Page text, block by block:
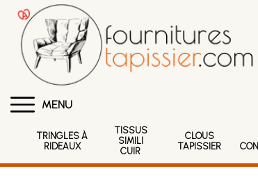
MENU
TRINGLES À
RIDEAUX
TISSUS
SIMILI
CUIR
CLOUS
TAPISSIER